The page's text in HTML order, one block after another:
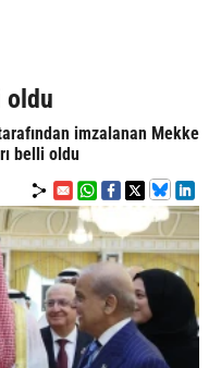
oldu
imzalanan Mekke
belli oldu